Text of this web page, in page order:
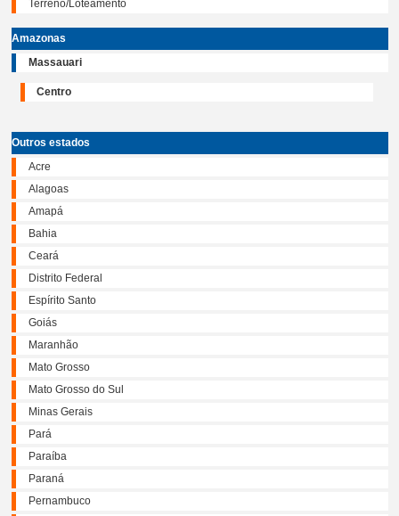
Terreno/Loteamento
Amazonas
Massauari
Centro
Outros estados
Acre
Alagoas
Amapá
Bahia
Ceará
Distrito Federal
Espírito Santo
Goiás
Maranhão
Mato Grosso
Mato Grosso do Sul
Minas Gerais
Pará
Paraíba
Paraná
Pernambuco